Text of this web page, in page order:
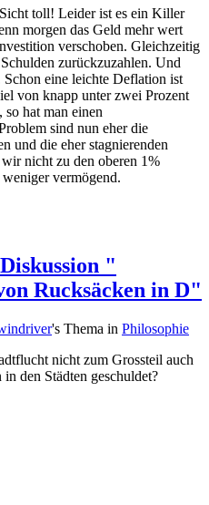
toll! Leider ist es ein Killer
morgen das Geld mehr wert
verschoben. Gleichzeitig
zurückzuzahlen. Und
eine leichte Deflation ist
von knapp unter zwei Prozent
hat man einen
sind nun eher die
und die eher stagnierenden
nicht zu den oberen 1%
vermögend.
"
Rucksäcken in D"
's Thema in Philosophie
nicht zum Grossteil auch
den Städten geschuldet?